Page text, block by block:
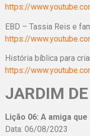
https://
EBD – Tassia Reis e
https://
História bíblica para
https://
JARDIM
Lição 06: A amiga
Data: 06/08/2023